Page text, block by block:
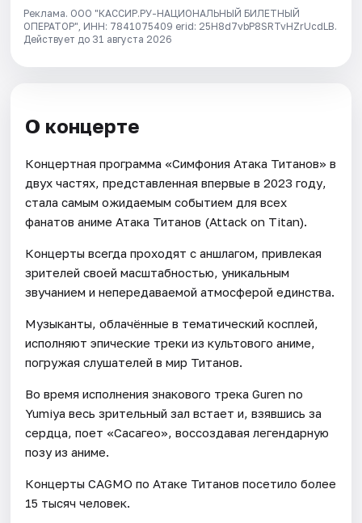
Реклама. ООО "КАССИР.РУ-НАЦИОНАЛЬНЫЙ БИЛЕТНЫЙ
ОПЕРАТОР", ИНН: 7841075409 erid: 25H8d7vbP8SRTvHZrUcdLB.
Действует до 31 августа 2026
О концерте
Концертная программа «Симфония Атака Титанов» в
двух частях, представленная впервые в 2023 году,
стала самым ожидаемым событием для всех
фанатов аниме Атака Титанов (Attack on Titan).
Концерты всегда проходят с аншлагом, привлекая
зрителей своей масштабностью, уникальным
звучанием и непередаваемой атмосферой единства.
Музыканты, облачённые в тематический косплей,
исполняют эпические треки из культового аниме,
погружая слушателей в мир Титанов.
Во время исполнения знакового трека Guren no
Yumiya весь зрительный зал встает и, взявшись за
сердца, поет «Сасагео», воссоздавая легендарную
позу из аниме.
Концерты CAGMO по Атаке Титанов посетило более
15 тысяч человек.